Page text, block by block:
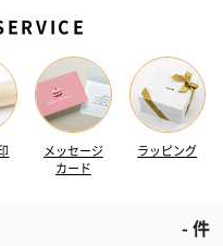
メッセージ
カード
ラッピング
-件